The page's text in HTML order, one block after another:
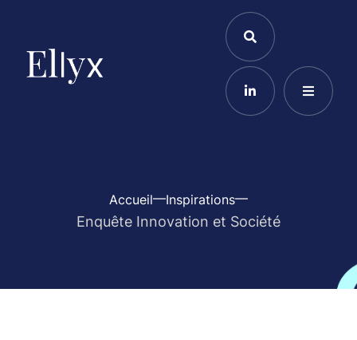
Accueil Inspirations
Enquête Innovation et Société